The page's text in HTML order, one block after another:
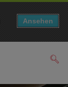
Ansehen